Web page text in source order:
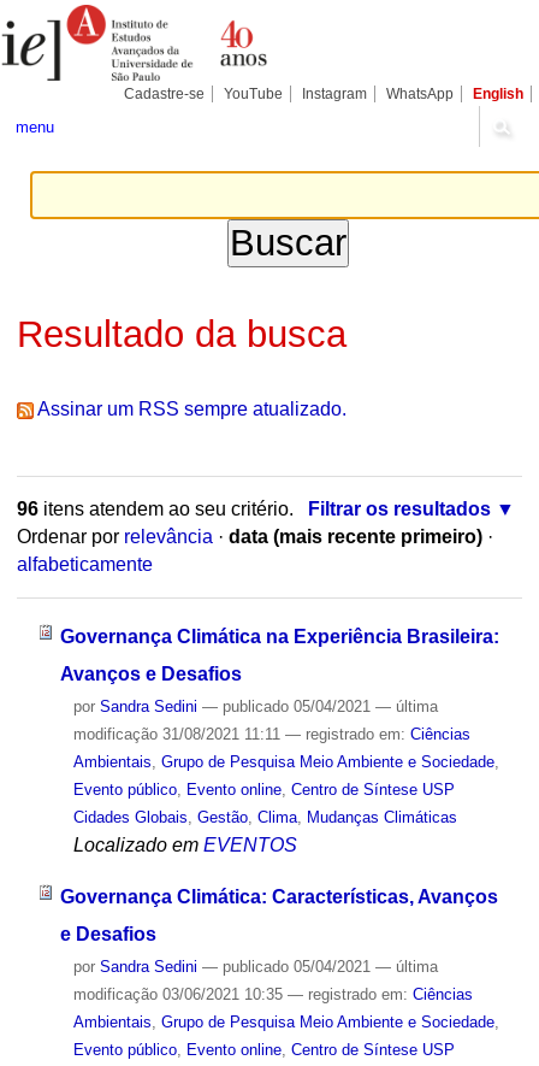
para
conteúdo.
Pessoais
Cadastre-se YouTube Instagram WhatsApp English
menu
Resultado da busca
Assinar um RSS sempre atualizado.
96itens atendem ao seu critério.
Filtrar os resultados
Ordenar por relevância · data (mais recente primeiro) ·
alfabeticamente
Governança Climática na Experiência Brasileira:
Avanços e Desafios
por Sandra Sedini — publicado05/04/2021 — última
modificação31/08/2021 11:11 — registrado em: Ciências
Ambientais Grupo de Pesquisa Meio Ambiente e Sociedade,
Evento público, Evento online, Centro de Síntese USP
Cidades Globais Gestão, Clima, Mudanças Climáticas
Localizado em EVENTOS
Governança Climática: Características, Avanços
e Desafios
por Sandra Sedini — publicado05/04/2021 — última
modificação03/06/2021 10:35 — registrado em: Ciências
Ambientais Grupo de Pesquisa Meio Ambiente e Sociedade,
Evento público, Evento online, Centro de Síntese USP